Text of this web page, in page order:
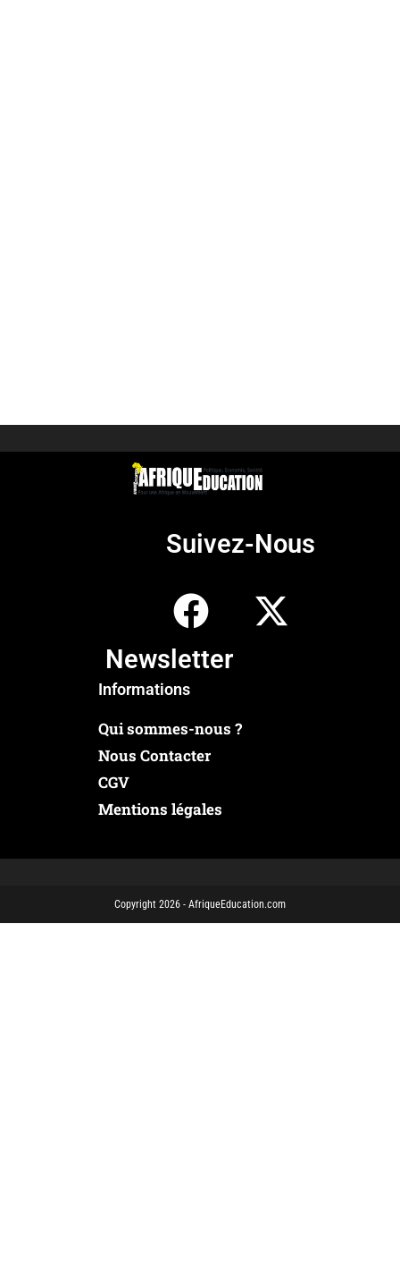
Suivez-Nous
Newsletter
Informations
Qui sommes-nous ?
Nous Contacter
CGV
Mentions légales
Copyright 2026 - AfriqueEducation.com